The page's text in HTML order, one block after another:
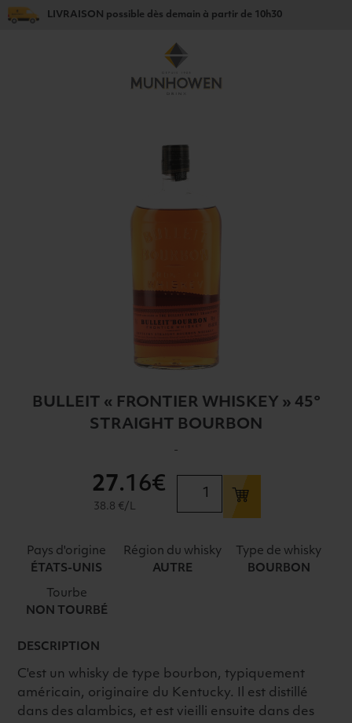
LIVRAISON possible dès demain à partir de 10h30
BULLEIT « FRONTIER WHISKEY » 45°
STRAIGHT BOURBON
-
BULLEIT
WHISKEY"
27.16€
38.8 €/L
Pays d'origine
ÉTATS-UNIS
Région du whisky
AUTRE
Type de whisky
BOURBON
Tourbe
NON TOURBÉ
DESCRIPTION
C'est un whisky de type bourbon, typiquement
américain, originaire du Kentucky. Il est distillé
dans des alambics, et est vieilli ensuite dans des